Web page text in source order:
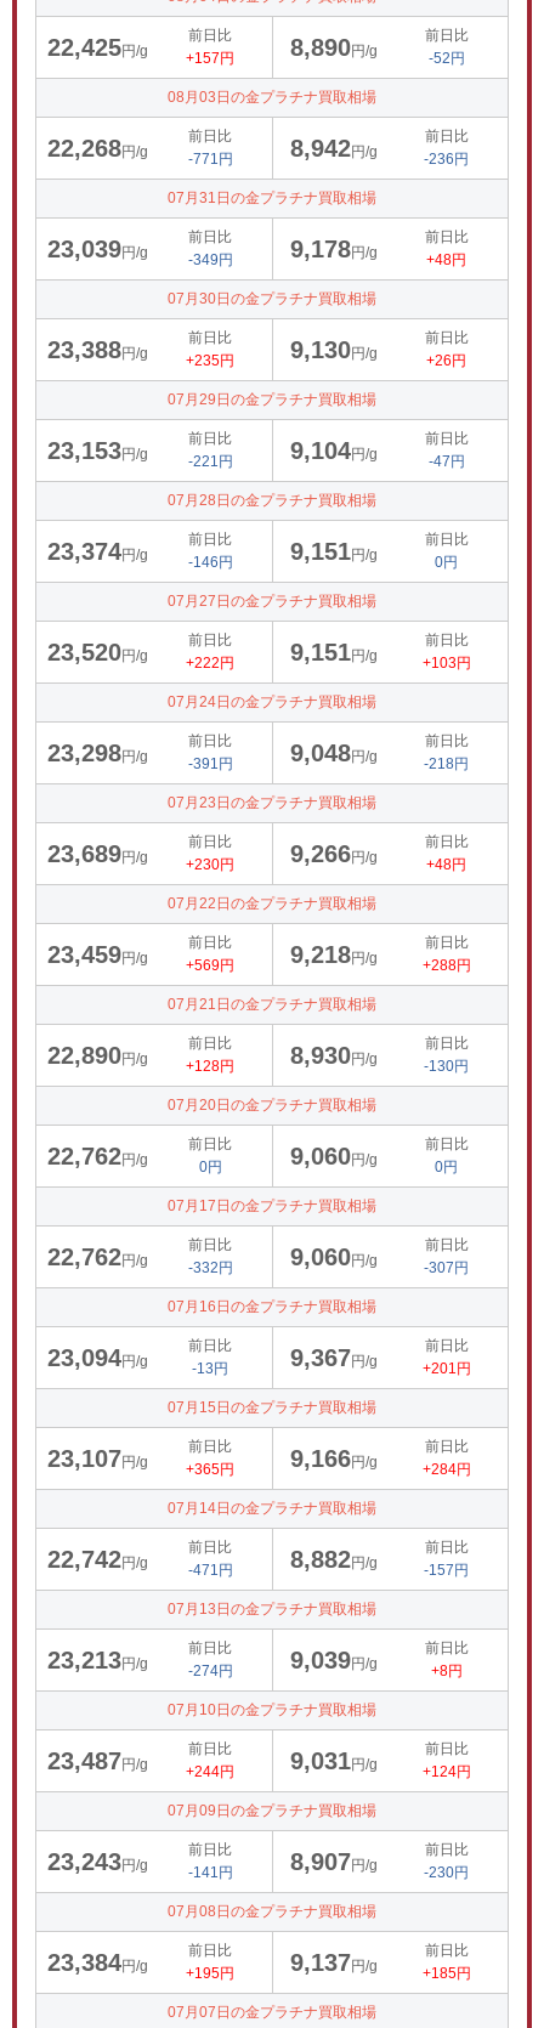
22,425円/g
前日比
+157円
8,890円/g
前日比
-52円
08月03日の金プラチナ買取相場
22,268円/g
前日比
-771円
8,942円/g
前日比
-236円
07月31日の金プラチナ買取相場
23,039円/g
前日比
-349円
9,178円/g
前日比
+48円
07月30日の金プラチナ買取相場
23,388円/g
前日比
+235円
9,130円/g
前日比
+26円
07月29日の金プラチナ買取相場
23,153円/g
前日比
-221円
9,104円/g
前日比
-47円
07月28日の金プラチナ買取相場
23,374円/g
前日比
-146円
9,151円/g
前日比
0円
07月27日の金プラチナ買取相場
23,520円/g
前日比
+222円
9,151円/g
前日比
+103円
07月24日の金プラチナ買取相場
23,298円/g
前日比
-391円
9,048円/g
前日比
-218円
07月23日の金プラチナ買取相場
23,689円/g
前日比
+230円
9,266円/g
前日比
+48円
07月22日の金プラチナ買取相場
23,459円/g
前日比
+569円
9,218円/g
前日比
+288円
07月21日の金プラチナ買取相場
22,890円/g
前日比
+128円
8,930円/g
前日比
-130円
07月20日の金プラチナ買取相場
22,762円/g
前日比
0円
9,060円/g
前日比
0円
07月17日の金プラチナ買取相場
22,762円/g
前日比
-332円
9,060円/g
前日比
-307円
07月16日の金プラチナ買取相場
23,094円/g
前日比
-13円
9,367円/g
前日比
+201円
07月15日の金プラチナ買取相場
23,107円/g
前日比
+365円
9,166円/g
前日比
+284円
07月14日の金プラチナ買取相場
22,742円/g
前日比
-471円
8,882円/g
前日比
-157円
07月13日の金プラチナ買取相場
23,213円/g
前日比
-274円
9,039円/g
前日比
+8円
07月10日の金プラチナ買取相場
23,487円/g
前日比
+244円
9,031円/g
前日比
+124円
07月09日の金プラチナ買取相場
23,243円/g
前日比
-141円
8,907円/g
前日比
-230円
07月08日の金プラチナ買取相場
23,384円/g
前日比
+195円
9,137円/g
前日比
+185円
07月07日の金プラチナ買取相場